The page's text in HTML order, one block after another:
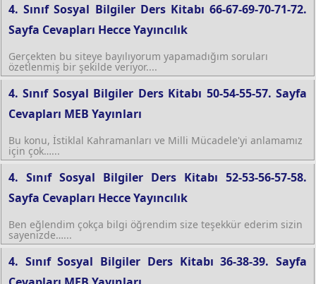
4. Sınıf Sosyal Bilgiler Ders Kitabı 66-67-69-70-71-72.
Sayfa Cevapları Hecce Yayıncılık
Gerçekten bu siteye bayılıyorum yapamadığım soruları
özetlenmiş bir şekilde veriyor....
4. Sınıf Sosyal Bilgiler Ders Kitabı 50-54-55-57. Sayfa
Cevapları MEB Yayınları
Bu konu, İstiklal Kahramanları ve Milli Mücadele'yi anlamamız
için çok…...
4. Sınıf Sosyal Bilgiler Ders Kitabı 52-53-56-57-58.
Sayfa Cevapları Hecce Yayıncılık
Ben eğlendim çokça bilgi öğrendim size teşekkür ederim sizin
sayenizde…...
4. Sınıf Sosyal Bilgiler Ders Kitabı 36-38-39. Sayfa